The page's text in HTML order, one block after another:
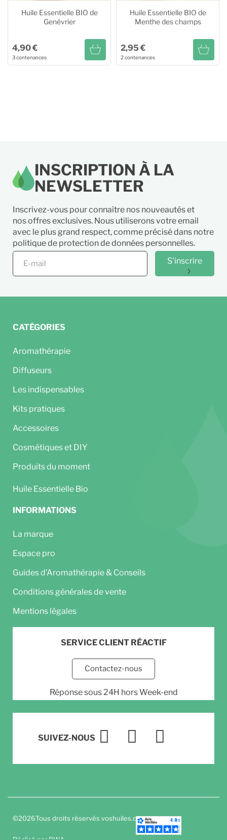
Huile Essentielle BIO de
Genévrier
4,90 €
3 contenances
Huile Essentielle BIO de
Menthe des champs
2,95 €
2 contenances
INSCRIPTION À LA
NEWSLETTER
Inscrivez-vous pour connaître nos nouveautés et
nos offres exclusives. Nous utiliserons votre email
avec le plus grand respect, comme précisé dans notre
politique de protection de données personnelles.
S'inscrire
CATÉGORIES
Aromathérapie
Diffuseurs
Les indispensables
Kits pratiques
Accessoires
Cosmétiques et DIY
Produits du moment
Huile Essentielle Bio
INFORMATIONS
La marque
Espace pro
Guides d’Aromathérapie & Conseils
Conditions générales de vente
Mentions légales
SERVICE CLIENT RÉACTIF
Contactez-nous
Réponse sous 24H hors Week-end
SUIVEZ-NOUS
©2026Tous droits réservés voshuiles.com